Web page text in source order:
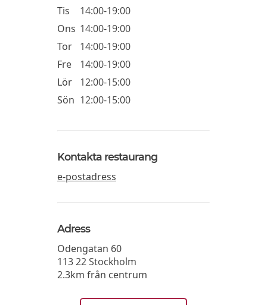
Tis
14:00-19:00
Ons 14:00-19:00
Tor
14:00-19:00
Fre
14:00-19:00
Lör
12:00-15:00
Sön 12:00-15:00
Kontakta restaurang
e-postadress
Adress
Odengatan 60
113 22Stockholm
2.3km från centrum